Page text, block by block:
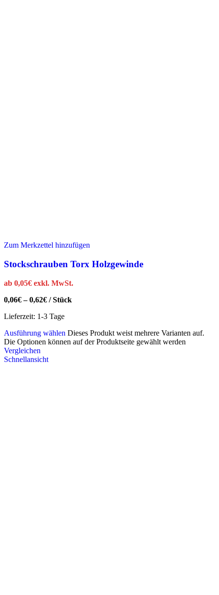
Zum Merkzettel hinzufügen
Stockschrauben Torx Holzgewinde
ab 0,05€ exkl. MwSt.
0,06€–0,62€ /Stück
Lieferzeit: 1-3 Tage
Ausführung wählen Dieses Produkt weist mehrere Varianten auf.
Die Optionen können auf der Produktseite gewählt werden
Vergleichen
Schnellansicht